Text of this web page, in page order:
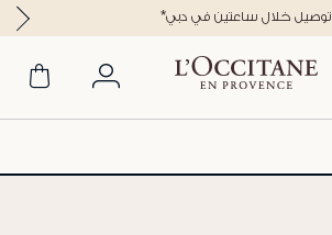
*توصيل خلال ساعتين في دبي